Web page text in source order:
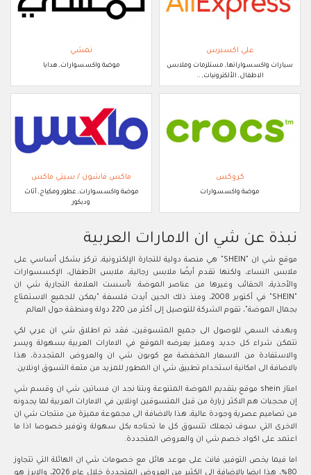
علي اكسبرس
سيارات واكسسواراتها, مستلزمات وملابس
الاطفال, الألكترونيات, ..
نمشي
موضة واكسسوارات, هدايا
كروكس
موضة واكسسوارات
ماكس فاشون / سيتي ماكس
موضة واكسسوارات, عطور ومكياج, أثاث
وديكور
نبذة عن شي ان الامارات العربية
موقع شي ان "SHEIN" هي منصة دولية للتجارة الإلكترونية، تركز بشكل أساسي على
ملابس النساء، ولكنها تقدم أيضًا ملابس رجالية، ملابس الأطفال، الإكسسوارات
والأحذية، الحقائب وغيرها من عناصر الموضة. تأسست العلامة التجارية شي ان
"SHEIN" في أكتوبر 2008، ومنذ ذلك الحين أيدت فلسفة "يمكن للجميع الاستمتاع
بجمال الموضة"، تقوم الشركة للتوصيل إلى أكثر من 220 دولة ومنطقة حول العالم.
وبهدف السعي للوصول الى جميع المتسوقين، فقد تم اطلاق شي ان عربي لكي
تتمكن شراء كل جديد ومميز يعرضه الموقع في الامارات العربية بسهولة ويسر
والاستفادة من الاسعار المخفضة مع كوبون شي ان والعروض المتجددة، هذا
بالاضافة الى امكانية استخدام تطبيق شي ان المطور للمزيد من متعة التسوق اونلاين.
امتاز shein موقع بتقديم الموضة المتنوعة وبتنا نجد ان فساتين شي ان وقسم شي
إن محجبات هم الاكثر زيارة من قبل المتسوقين اونلاين في الامارات العربية لما يجدونه
من تصاميم عصرية وجودة عالية، هذا بالاضافة الى مجموعة مميزة من منتجات شي ان
الاخرى التي سوف تجعلك تتسوق كل ما تحتاجه بكل سهولة وتوفير خصوصا اذا ما
اعتمد على اكواد خصم شي ان والعروض المتجددة.
اما فيما يخص التوفير، فانت على موعد هائل مع خصومات شي ان الهائلة التي تتجاوز
80%، هذا ايضا بالاضافة الى الكثير من العروض المتجددة خلال عام 2026، والابرز هو